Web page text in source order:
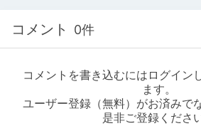
コメント 0件
コメントを書き込むにはログイン
ます。
ユーザー登録（無料）がお済みで
是非ご登録ください